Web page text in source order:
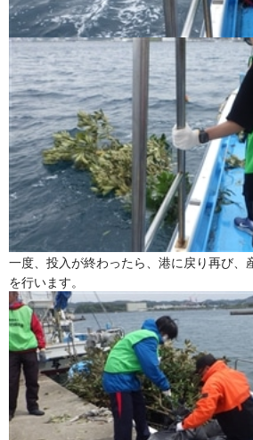
一度、投入が終わったら、港に戻り再び、
を行います。